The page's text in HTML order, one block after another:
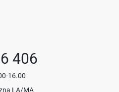
406
16.00
LA/MA